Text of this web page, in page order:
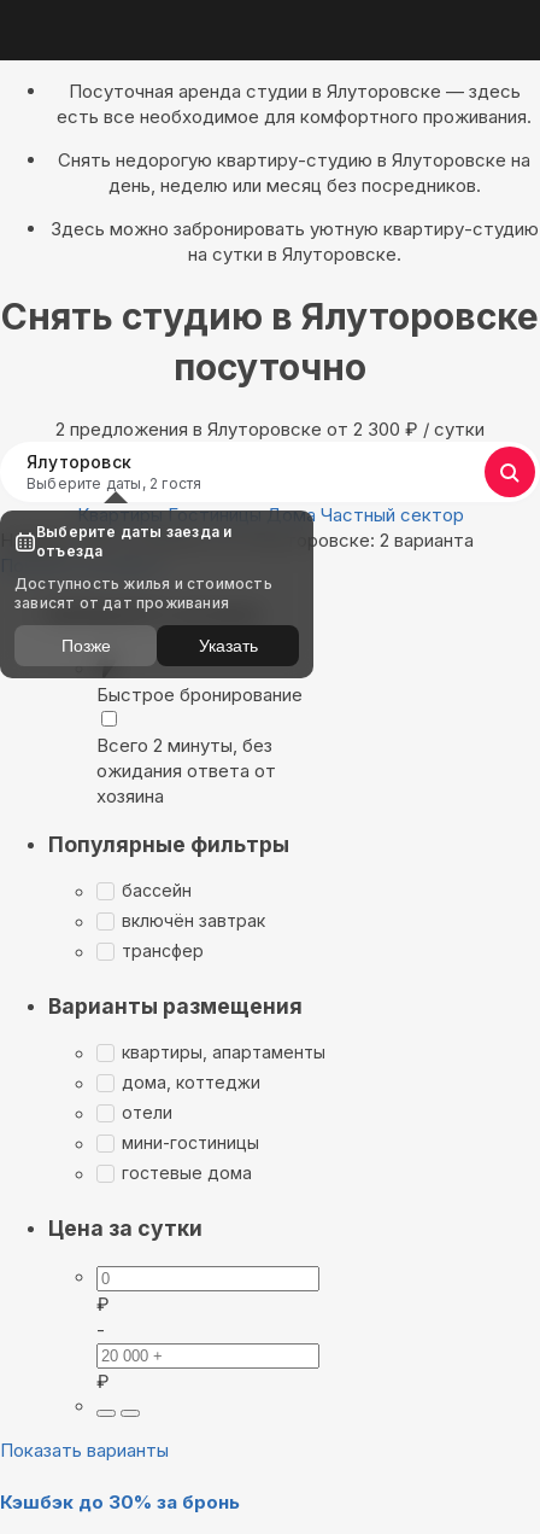
Посуточная аренда студии в Ялуторовске — здесь
есть все необходимое для комфортного проживания.
Снять недорогую квартиру-студию в Ялуторовске на
день, неделю или месяц без посредников.
Здесь можно забронировать уютную квартиру-студию
на сутки в Ялуторовске.
Снять студию в Ялуторовске
посуточно
2 предложения в Ялуторовске oт 2 300 ₽ / сутки
Ялуторовск
Выберите даты, 2 гостя
Квартиры Гостиницы Дома Частный сектор
Найдём, где остановиться в Ялуторовске: 2 варианта
Показать на карте
Выбирайте лучшее
Быстрое бронирование
Всего 2 минуты, без
ожидания ответа от
хозяина
Популярные фильтры
бассейн
включён завтрак
трансфер
Варианты размещения
квартиры, апартаменты
дома, коттеджи
отели
мини-гостиницы
гостевые дома
Цена за сутки
₽
-
₽
Показать варианты
Кэшбэк до 30% за бронь
Выберите даты заезда и
отъезда
Доступность жилья и стоимость
зависят от дат проживания
Позже Указать